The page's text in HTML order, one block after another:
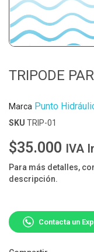
TRIPODE
Marca Punto
SKU TRIP-01
$35.000 IVA
Para más detalles,
descripción.
Contacta un